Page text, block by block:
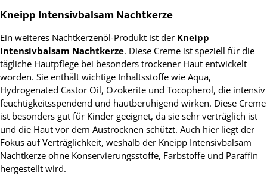
Kneipp Intensivbalsam Nachtkerze
Ein weiteres Nachtkerzenöl-Produkt ist der Kneipp
Intensivbalsam Nachtkerze. Diese Creme ist speziell für die
tägliche Hautpflege bei besonders trockener Haut entwickelt
worden. Sie enthält wichtige Inhaltsstoffe wie Aqua,
Hydrogenated Castor Oil, Ozokerite und Tocopherol, die intensiv
feuchtigkeitsspendend und hautberuhigend wirken. Diese Creme
ist besonders gut für Kinder geeignet, da sie sehr verträglich ist
und die Haut vor dem Austrocknen schützt. Auch hier liegt der
Fokus auf Verträglichkeit, weshalb der Kneipp Intensivbalsam
Nachtkerze ohne Konservierungsstoffe, Farbstoffe und Paraffin
hergestellt wird.